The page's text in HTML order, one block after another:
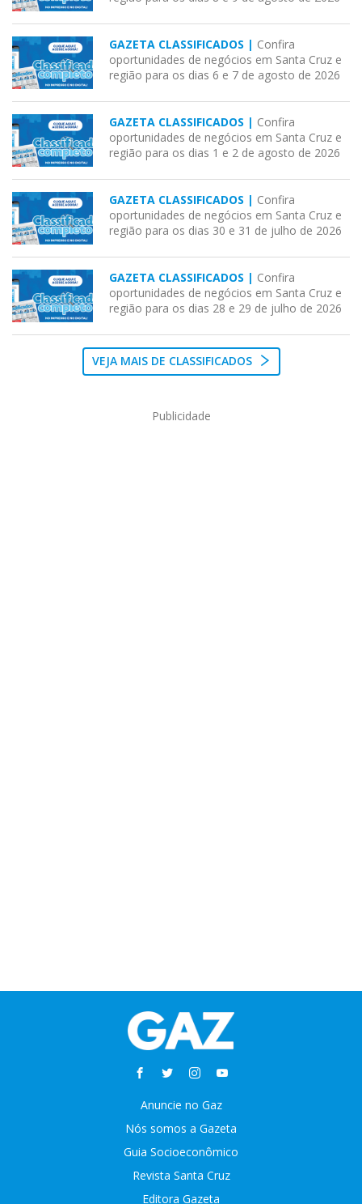
GAZETA CLASSIFICADOS | Confira
oportunidades de negócios em Santa Cruz e
região para os dias 6 e 7 de agosto de 2026
GAZETA CLASSIFICADOS | Confira
oportunidades de negócios em Santa Cruz e
região para os dias 1 e 2 de agosto de 2026
GAZETA CLASSIFICADOS | Confira
oportunidades de negócios em Santa Cruz e
região para os dias 30 e 31 de julho de 2026
GAZETA CLASSIFICADOS | Confira
oportunidades de negócios em Santa Cruz e
região para os dias 28 e 29 de julho de 2026
VEJA MAIS DE CLASSIFICADOS
Publicidade
Anuncie no Gaz
Nós somos a Gazeta
Guia Socioeconômico
Revista Santa Cruz
Editora Gazeta